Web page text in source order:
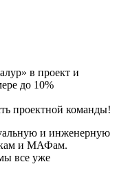
в проект и
до 10%
проектной команды!
и инженерную
и МАФам.
все уже